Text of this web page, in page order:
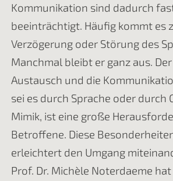
Kommunikation sind dadurch
beeinträchtigt. Häufig kommt es
Verzögerung oder Störung des
Manchmal bleibt er ganz aus.
Austausch und die
sei es durch Sprache oder durch
Mimik, ist eine große
Betroffene. Diese
erleichtert den Umgang
Prof. Dr. Michèle Noterdaeme